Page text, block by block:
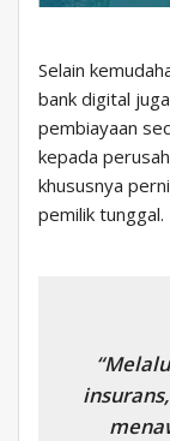
Selain
bank digital
pembiayaan
kepada
khususnya
pemilik tunggal.